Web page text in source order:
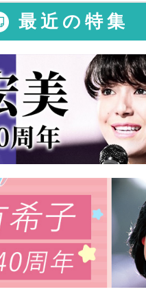
最近の特集